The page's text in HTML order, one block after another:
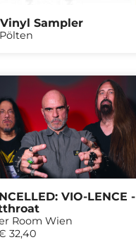
Sampler
VIO-LENCE -
Room Wien
32,40